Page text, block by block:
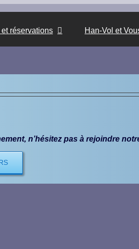
et réservations Han-Vol et
n’hésitez pas à rejoindre